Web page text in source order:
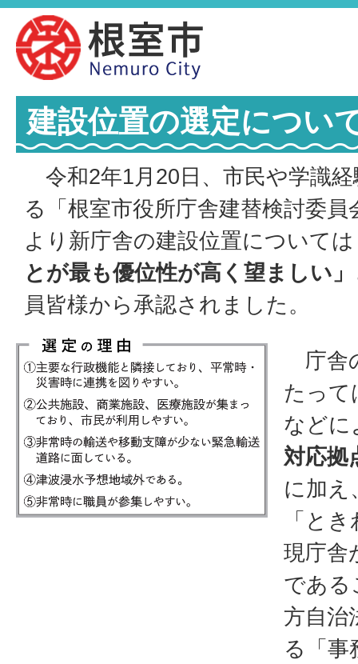
建設位置の選定につい
令和2年1月20日、市民や学識
る「根室市役所庁舎建替検討委
より新庁舎の建設位置については
とが最も優位性が高く望ましい」
員皆様から承認されました。
庁舎
たって
などに
対応拠
に加え
「と
現庁舎
である
方自治
る「事